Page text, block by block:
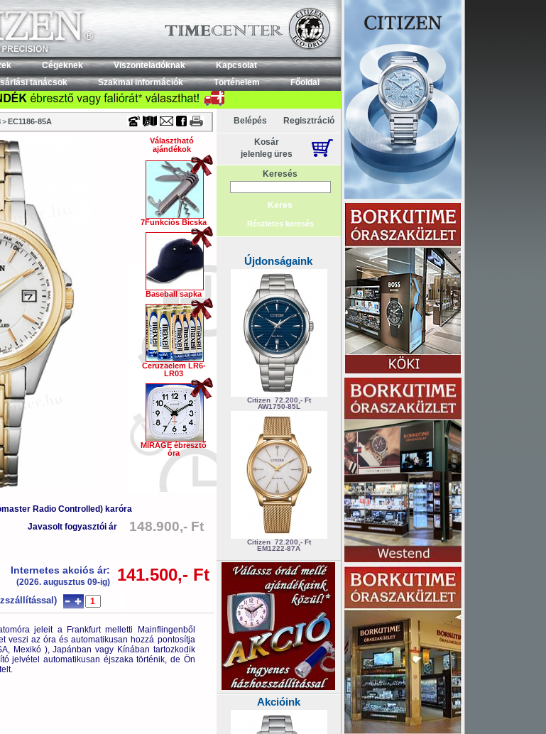
Timecenter
Cégeknek Viszonteladóknak
Kapcsolat
tanácsok Szakmai információk Történelem Főoldal
> EC1186-85A
Radio Controlled) karóra
Választható
ajándékok
7Funkciós Bicska
Baseball sapka
Ceruzaelem LR6-
LR03
MIRAGE ébresztő
óra
Javasolt fogyasztói ár 148.900,- Ft
Internetes akciós ár:
(2026. augusztus 09-ig) 141.500,- Ft
jeleit a Frankfurt melletti Mainflingenből
veszi az óra és automatikusan hozzá pontosítja
Mexikó ), Japánban vagy Kínában tartozkodik
jelvétel automatikusan éjszaka történik, de Ön
Belépés Regisztráció
Kosár
jelenleg üres
Keresés
Részletes keresés
Újdonságaink
Citizen 72.200,- Ft
AW1750-85L
Citizen 72.200,- Ft
EM1222-87A
Akcióink